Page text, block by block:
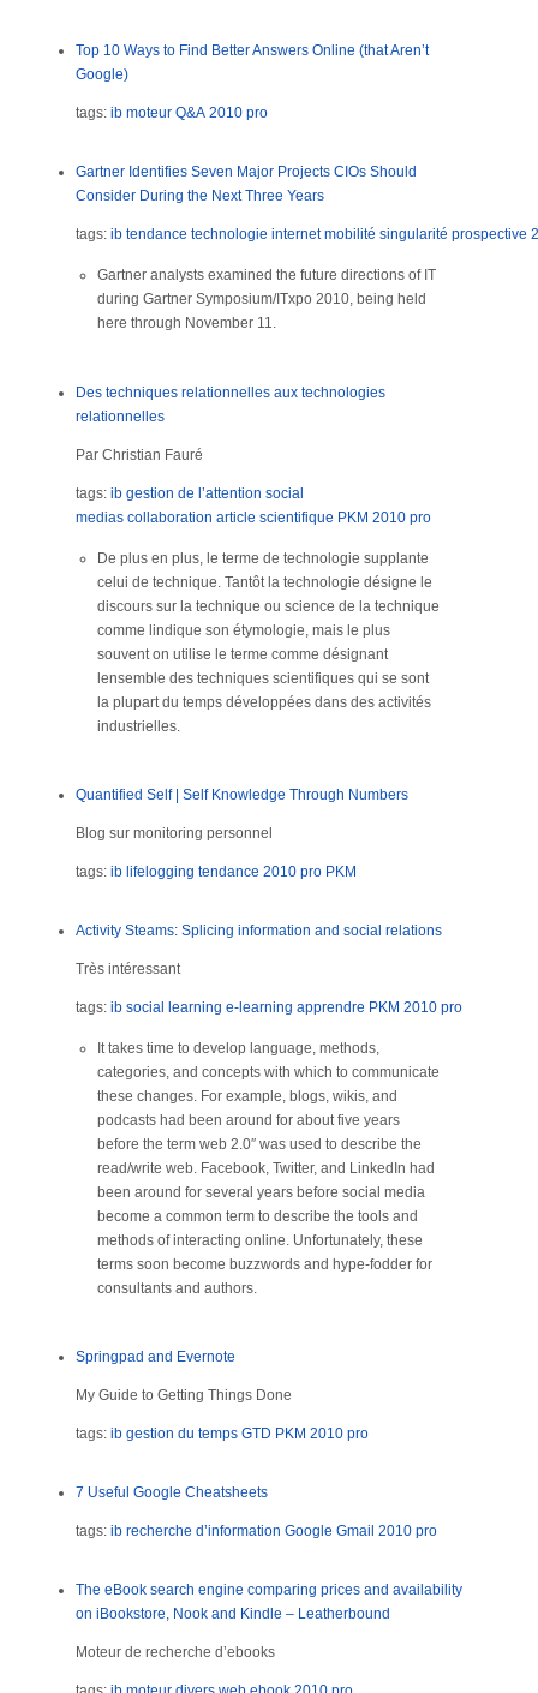
Top 10 Ways to Find Better Answers Online (that Aren’t
Google)
tags: ib moteur Q&A 2010 pro
Gartner Identifies Seven Major Projects CIOs Should
Consider During the Next Three Years
tags: ib tendance technologie internet mobilité singularité prospective
Gartner analysts examined the future directions of IT
during Gartner Symposium/ITxpo 2010, being held
here through November 11.
Des techniques relationnelles aux technologies
relationnelles
Par Christian Fauré
tags: ib gestion de l’attention social
medias collaboration article scientifique PKM 2010 pro
De plus en plus, le terme de technologie supplante
celui de technique. Tantôt la technologie désigne le
discours sur la technique ou science de la technique
comme lindique son étymologie, mais le plus
souvent on utilise le terme comme désignant
lensemble des techniques scientifiques qui se sont
la plupart du temps développées dans des activités
industrielles.
Quantified Self | Self Knowledge Through Numbers
Blog sur monitoring personnel
tags: ib lifelogging tendance 2010 pro PKM
Activity Steams: Splicing information and social relations
Très intéressant
tags: ib social learning e-learning apprendre PKM 2010 pro
It takes time to develop language, methods,
categories, and concepts with which to communicate
these changes. For example, blogs, wikis, and
podcasts had been around for about five years
before the term web 2.0″ was used to describe the
read/write web. Facebook, Twitter, and LinkedIn had
been around for several years before social media
become a common term to describe the tools and
methods of interacting online. Unfortunately, these
terms soon become buzzwords and hype-fodder for
consultants and authors.
Springpad and Evernote
My Guide to Getting Things Done
tags: ib gestion du temps GTD PKM 2010 pro
7 Useful Google Cheatsheets
tags: ib recherche d’information Google Gmail 2010 pro
The eBook search engine comparing prices and availability
on iBookstore, Nook and Kindle – Leatherbound
Moteur de recherche d’ebooks